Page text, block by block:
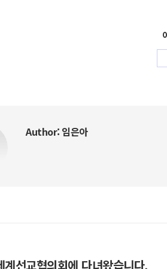
Author: 임은아
계선교협의회에 다녀왔습니다.